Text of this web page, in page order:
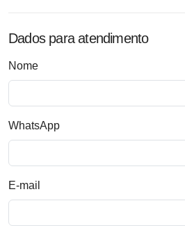
Dados para atendimento
Nome
WhatsApp
E-mail